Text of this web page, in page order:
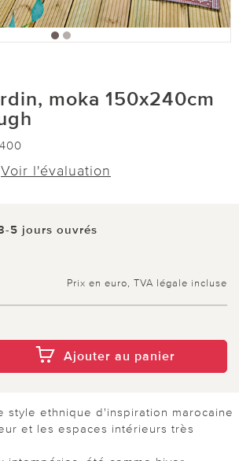
moka 150x240cm
Voir l'évaluation
5 jours ouvrés
Prix en euro, TVA légale incluse
Ajouter au panier
style ethnique d'inspiration marocaine
et les espaces intérieurs très